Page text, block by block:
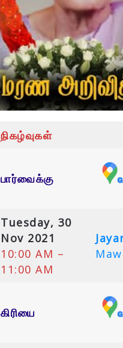
நிகழ்வுகள்
பார்வைக்கு
Tuesday, 30
Nov 2021
10:00 AM –
11:00 AM
கிரியை